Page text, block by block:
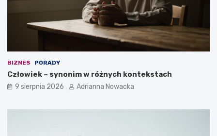
BIZNES PORADY
Człowiek – synonim w różnych kontekstach
9 sierpnia 2026 Adrianna Nowacka